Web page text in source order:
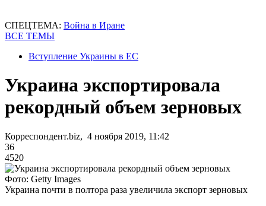
СПЕЦТЕМА: Война в Иране
ВСЕ ТЕМЫ
Вступление Украины в ЕС
Украина экспортировала
рекордный объем зерновых
Корреспондент.biz, 4 ноября 2019, 11:42
36
4520
Фото: Getty Images
Украина почти в полтора раза увеличила экспорт зерновых